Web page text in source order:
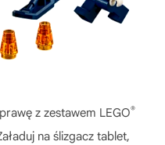
z zestawem LEGO®
na ślizgacz tablet,